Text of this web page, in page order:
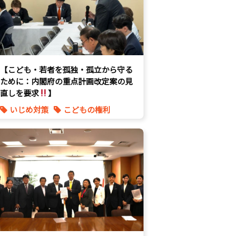
【こども・若者を孤独・孤立から守る
ために：内閣府の重点計画改定案の見
直しを要求
】
いじめ対策
こどもの権利
命を守る
子育て支援拡充
孤独孤立対策
将来不安
自民党